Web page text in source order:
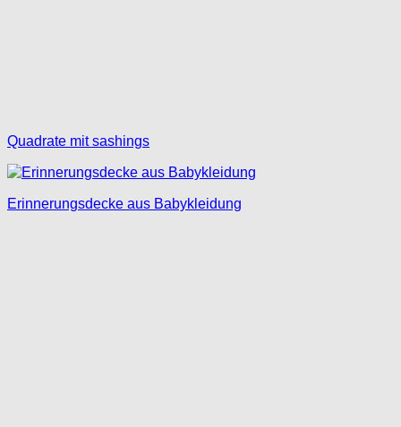
Quadrate mit sashings
Erinnerungsdecke aus Babykleidung